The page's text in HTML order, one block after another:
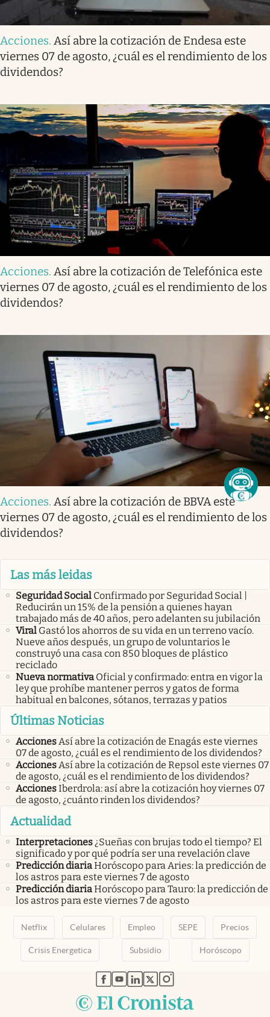
Acciones. Así abre la cotización de Endesa este
viernes 07 de agosto, ¿cuál es el rendimiento de los
dividendos?
Acciones. Así abre la cotización de Telefónica este
viernes 07 de agosto, ¿cuál es el rendimiento de los
dividendos?
Acciones. Así abre la cotización de BBVA este
viernes 07 de agosto, ¿cuál es el rendimiento de los
dividendos?
Las más leidas
Seguridad Social Confirmado por Seguridad Social |
Reducirán un 15% de la pensión a quienes hayan
trabajado más de 40 años, pero adelanten su jubilación
Viral Gastó los ahorros de su vida en un terreno vacío.
Nueve años después, un grupo de voluntarios le
construyó una casa con 850 bloques de plástico
reciclado
Nueva normativa Oficial y confirmado: entra en vigor la
ley que prohíbe mantener perros y gatos de forma
habitual en balcones, sótanos, terrazas y patios
Últimas Noticias
AccionesAsí abre la cotización de Enagás este viernes
07 de agosto, ¿cuál es el rendimiento de los dividendos?
AccionesAsí abre la cotización de Repsol este viernes 07
de agosto, ¿cuál es el rendimiento de los dividendos?
AccionesIberdrola: así abre la cotización hoy viernes 07
de agosto, ¿cuánto rinden los dividendos?
Actualidad
Interpretaciones¿Sueñas con brujas todo el tiempo? El
significado y por qué podría ser una revelación clave
Predicción diariaHoróscopo para Aries: la predicción de
los astros para este viernes 7 de agosto
Predicción diariaHoróscopo para Tauro: la predicción de
los astros para este viernes 7 de agosto
Netflix Celulares Empleo SEPE Precios
Crisis Energetica Subsidio Horóscopo
abre en nueva pestaña
abre en nueva pestaña
abre en nueva pestaña
abre en nueva pestaña
abre en nueva pestaña